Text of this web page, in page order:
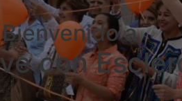
Bienvenido a
con